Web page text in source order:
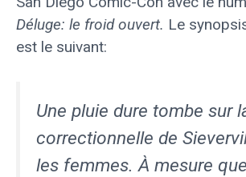
Déluge: le froid ouvert. Le
est le suivant:
Une pluie dure tombe sur
correctionnelle de
les femmes. À mesure